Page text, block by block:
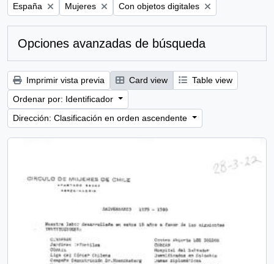
Remove filter:
España Remove filter:
Mujeres Remove filter:
Con objetos digitales
Opciones avanzadas de búsqueda
Imprimir vista previa Card view
Table view
Ordenar por: Identificador
Dirección: Clasificación en orden ascendente